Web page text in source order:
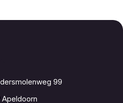
99
Apeldoorn